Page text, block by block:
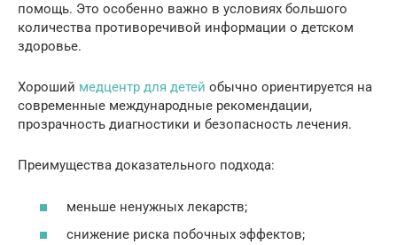
помощь. Это особенно важно в условиях большого
количества противоречивой информации о детском
здоровье.
Хороший медцентр для детей обычно ориентируется на
современные международные рекомендации,
прозрачность диагностики и безопасность лечения.
Преимущества доказательного подхода:
меньше ненужных лекарств;
снижение риска побочных эффектов;